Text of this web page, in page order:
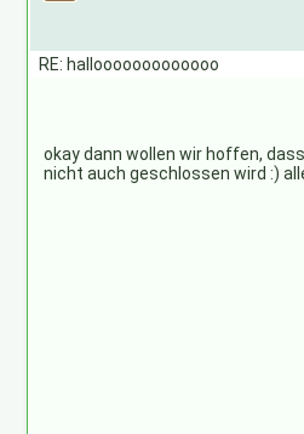
RE: hallooooooooooooo
okay dann wollen wir hoffen,
nicht auch geschlossen wird :)